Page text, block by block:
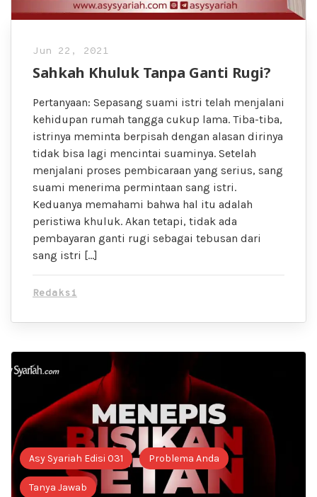
Jun 22, 2021
Sahkah Khuluk Tanpa Ganti Rugi?
Pertanyaan: Sepasang suami istri telah menjalani
kehidupan rumah tangga cukup lama. Tiba-tiba,
istrinya meminta berpisah dengan alasan dirinya
tidak bisa lagi mencintai suaminya. Setelah
menjalani proses pembicaraan yang serius, sang
suami menerima permintaan sang istri.
Keduanya memahami bahwa hal itu adalah
peristiwa khuluk. Akan tetapi, tidak ada
pembayaran ganti rugi sebagai tebusan dari
sang istri […]
Redaksi
Asy Syariah Edisi 031 Problema Anda
Tanya Jawab